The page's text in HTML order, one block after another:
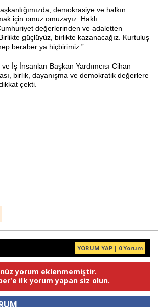
demokrasiye ve halkın
için omuz omuzayız. Haklı
değerlerinden ve adaletten
güçlüyüz, birlikte kazanacağız. Kurtuluş
beraber ya hiçbirimiz.”
İş İnsanları Başkan Yardımcısı Cihan
birlik, dayanışma ve demokratik değerlere
çekti.
YORUM YAP | 0 Yorum
yorum eklenmemiştir.
ilk yorum yapan siz olun.